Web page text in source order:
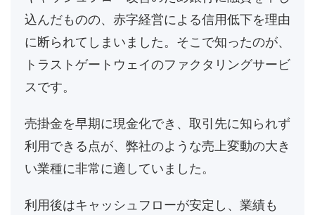
込んだものの、赤字経営による信用低下を理由
に断られてしまいました。そこで知ったのが、
トラストゲートウェイのファクタリングサービ
スです。
売掛金を早期に現金化でき、取引先に知られず
利用できる点が、弊社のような売上変動の大き
い業種に非常に適していました。
利用後はキャッシュフローが安定し、業績も